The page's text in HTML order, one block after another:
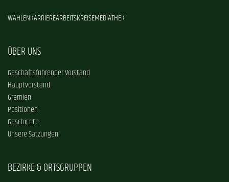
WAHLENKARRIEREARBEITSKREISEMEDIATHEK
ÜBER UNS
Geschäftsführender Vorstand
Hauptvorstand
Gremien
Positionen
Geschichte
Unsere Satzungen
BEZIRKE & ORTSGRUPPEN